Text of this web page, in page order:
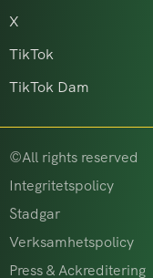
X
TikTok
TikTok Dam
©All rights reserved
Integritetspolicy
Stadgar
Verksamhetspolicy
Press & Ackreditering